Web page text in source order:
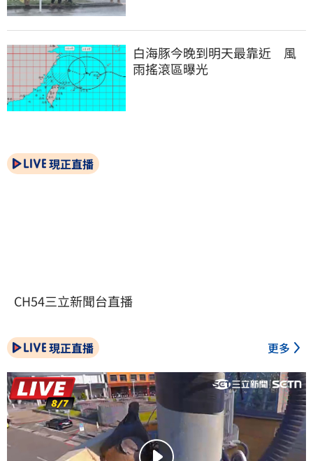
白海豚今晚到明天最靠近　風
雨搖滾區曝光
現正直播
CH54三立新聞台直播
現正直播 更多